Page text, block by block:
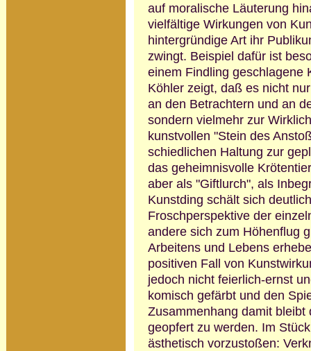
auf moralische Läuterung
vielfältige Wirkungen von
hintergründige Art ihr
zwingt. Beispiel dafür ist
einem Findling geschlagene
Köhler zeigt, daß es nicht
an den Betrachtern und an
sondern vielmehr zur
kunstvollen "Stein des
schiedlichen Haltung zur
das geheimnisvolle
aber als "Giftlurch", als
Kunstding schält sich
Froschperspektive der
andere sich zum Höhenflug
Arbeitens und Lebens
positiven Fall von
jedoch nicht feierlich-ernst
komisch gefärbt und den
Zusammen­hang damit
geopfert zu werden. Im
ästhetisch vorzu­stoßen: